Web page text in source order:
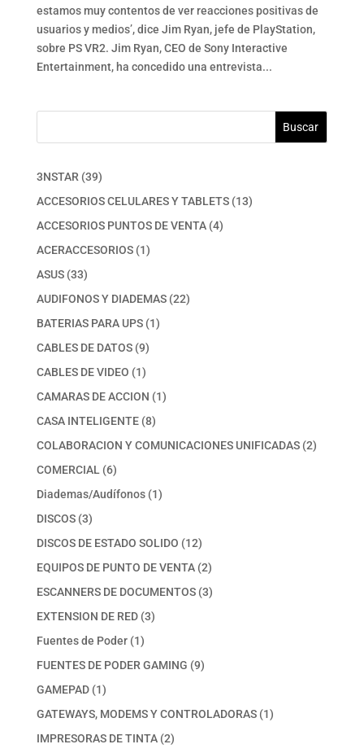
estamos muy contentos de ver reacciones positivas de
usuarios y medios’, dice Jim Ryan, jefe de PlayStation,
sobre PS VR2. Jim Ryan, CEO de Sony Interactive
Entertainment, ha concedido una entrevista...
Buscar
3NSTAR 3939
productos
ACCESORIOS CELULARES Y TABLETS 1313
ACCESORIOS PUNTOS DE VENTA 44
ACERACCESORIOS 11
ASUS 3333
productos
AUDIFONOS Y DIADEMAS 2222
BATERIAS PARA UPS 11
CABLES DE DATOS 99
productos
CABLES DE VIDEO 11
producto
CAMARAS DE ACCION 11
CASA INTELIGENTE 88
productos
COLABORACION Y COMUNICACIONES UNIFICADAS 22
COMERCIAL 66
productos
Diademas/Audífonos 11
DISCOS 33
productos
DISCOS DE ESTADO SOLIDO 1212
productos
EQUIPOS DE PUNTO DE VENTA 22
productos
ESCANNERS DE DOCUMENTOS 33
EXTENSION DE RED 33
Fuentes de Poder 11
producto
FUENTES DE PODER GAMING 99
GAMEPAD 11
producto
GATEWAYS, MODEMS Y CONTROLADORAS 11
IMPRESORAS DE TINTA 22